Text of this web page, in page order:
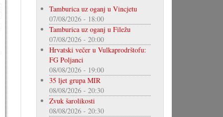
Tamburica uz oganj u Vincjetu
07/08/2026 - 18:00
Tamburica uz oganj u Filežu
07/08/2026 - 20:00
Hrvatski večer u Vulkaprodrštofu:
FG Poljanci
08/08/2026 - 19:00
35 ljet grupa MIR
08/08/2026 - 20:30
Zvuk šarolikosti
08/08/2026 - 20:30